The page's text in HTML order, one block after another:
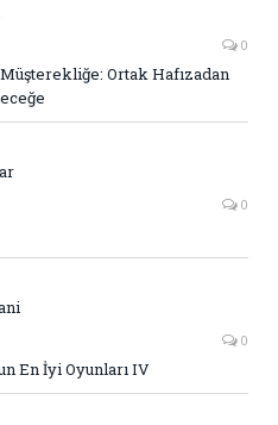
0
Ortak Hafızadan
0
0
En İyi Oyunları IV